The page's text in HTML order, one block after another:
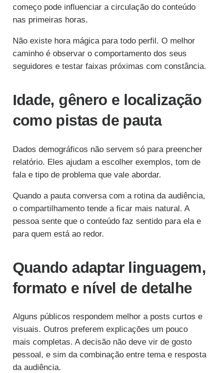
começo pode influenciar a circulação do conteúdo
nas primeiras horas.
Não existe hora mágica para todo perfil. O melhor
caminho é observar o comportamento dos seus
seguidores e testar faixas próximas com constância.
Idade, gênero e localização
como pistas de pauta
Dados demográficos não servem só para preencher
relatório. Eles ajudam a escolher exemplos, tom de
fala e tipo de problema que vale abordar.
Quando a pauta conversa com a rotina da audiência,
o compartilhamento tende a ficar mais natural. A
pessoa sente que o conteúdo faz sentido para ela e
para quem está ao redor.
Quando adaptar linguagem,
formato e nível de detalhe
Alguns públicos respondem melhor a posts curtos e
visuais. Outros preferem explicações um pouco
mais completas. A decisão não deve vir de gosto
pessoal, e sim da combinação entre tema e resposta
da audiência.